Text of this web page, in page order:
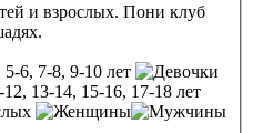
и взрослых. Пони клуб
5-6, 7-8, 9-10 лет
13-14, 15-16, 17-18 лет